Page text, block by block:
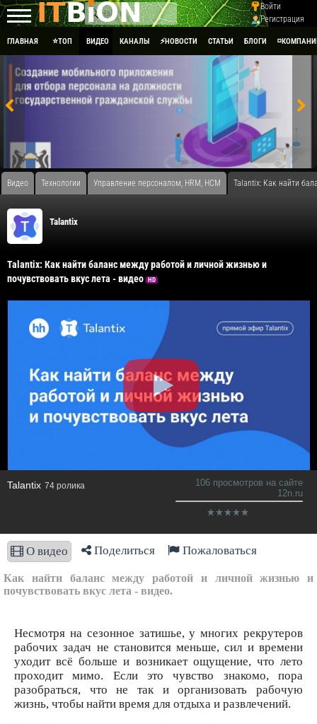
Войти
Регистрация
ГЛАВНАЯ ⭐ТОП ВИДЕО КАНАЛЫ ⚡НОВОСТИ СТАТЬИ БЛОГИ
Видео Технологии Управление персоналом, HRM, НСM Talantix: Как найти
​Talantix
Talantix: Как найти баланс между работой и личной жизнью и
почувствовать вкус лета - видео
HD
​Talantix 74 ролика
106 просмотров на сайте
12n.ru
О видео Поделиться Пожаловаться
Как найти баланс между работой и личной жизнью и
почувствовать вкус лета - видео.
Несмотря на сезонное затишье, у многих рекрутеров
рабочих задач не становится меньше, сил и времени
уходит всё больше и возникает ощущение, что лето
проходит мимо. Если это чувство знакомо, пора
разобраться, что не так и организовать рабочую
жизнь, чтобы найти время для отдыха и развлечений.